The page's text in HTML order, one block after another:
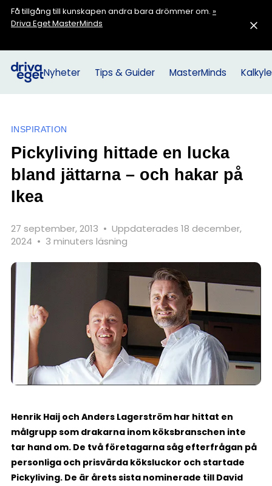
Få tillgång till kunskapen andra bara drömmer om. »
Driva Eget MasterMinds
Nyheter Tips & Guider MasterMinds
INSPIRATION
Pickyliving hittade en lucka
bland jättarna – och hakar på
Ikea
27 september, 2013 • Uppdaterades 18 december,
2024 • 3 minuters läsning
Henrik Haij och Anders Lagerström har hittat en
målgrupp som drakarna inom köksbranschen inte
tar hand om. De två företagarna såg efterfrågan på
personliga och prisvärda köksluckor och startade
Pickyliving. De är årets sista nominerade till David